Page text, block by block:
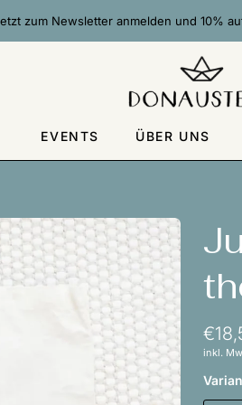
zum Newsletter anmelden und 10%
EVENTS ÜBER UNS
inkl.